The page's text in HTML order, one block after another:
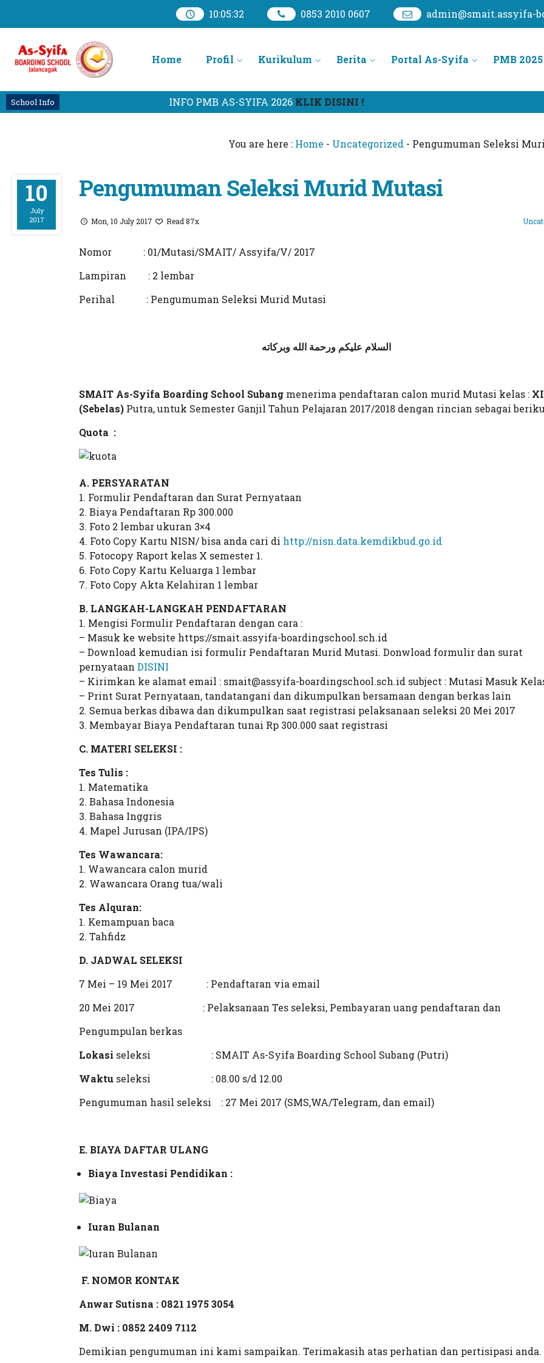
10:05:33 0853 2010 0607 admin@smait.assyifa-
Home Profil Kurikulum Berita Portal As-Syifa PMB 2025
School Info INFO PMB AS-SYIFA 2026KLIK DISINI !
You are here : Home - Uncategorized - Pengumuman Seleksi
10
July
2017
Pengumuman Seleksi Murid Mutasi
Mon, 10 July 2017 Read 87x
Nomor : 01/Mutasi/SMAIT/ Assyifa/V/ 2017
Lampiran : 2 lembar
Perihal : Pengumuman Seleksi Murid Mutasi
السلام عليكم ورحمة الله وبركاته
SMAIT As-Syifa Boarding School Subang menerima pendaftaran calon murid Mutasi kelas : XI
(Sebelas) Putra, untuk Semester Ganjil Tahun Pelajaran 2017/2018 dengan rincian sebagai
Quota :
A. PERSYARATAN
1. Formulir Pendaftaran dan Surat Pernyataan
2. Biaya Pendaftaran Rp 300.000
3. Foto 2 lembar ukuran 3×4
4. Foto Copy Kartu NISN/ bisa anda cari di http://nisn.data.kemdikbud.go.id
5. Fotocopy Raport kelas X semester 1.
6. Foto Copy Kartu Keluarga 1 lembar
7. Foto Copy Akta Kelahiran 1 lembar
B. LANGKAH-LANGKAH PENDAFTARAN
1. Mengisi Formulir Pendaftaran dengan cara :
– Masuk ke website https://smait.assyifa-boardingschool.sch.id
– Download kemudian isi formulir Pendaftaran Murid Mutasi. Donwload formulir dan surat
pernyataan DISINI
– Kirimkan ke alamat email : smait@assyifa-boardingschool.sch.id subject : Mutasi Masuk
– Print Surat Pernyataan, tandatangani dan dikumpulkan bersamaan dengan berkas lain
2. Semua berkas dibawa dan dikumpulkan saat registrasi pelaksanaan seleksi 20 Mei 2017
3. Membayar Biaya Pendaftaran tunai Rp 300.000 saat registrasi
C. MATERI SELEKSI :
Tes Tulis :
1. Matematika
2. Bahasa Indonesia
3. Bahasa Inggris
4. Mapel Jurusan (IPA/IPS)
Tes Wawancara:
1. Wawancara calon murid
2. Wawancara Orang tua/wali
Tes Alquran:
1. Kemampuan baca
2. Tahfidz
D. JADWAL SELEKSI
7 Mei – 19 Mei 2017 : Pendaftaran via email
20 Mei 2017 : Pelaksanaan Tes seleksi, Pembayaran uang pendaftaran dan
Pengumpulan berkas
Lokasi seleksi : SMAIT As-Syifa Boarding School Subang (Putri)
Waktu seleksi : 08.00 s/d 12.00
Pengumuman hasil seleksi : 27 Mei 2017 (SMS,WA/Telegram, dan email)
E. BIAYA DAFTAR ULANG
Biaya Investasi Pendidikan :
Iuran Bulanan
F. NOMOR KONTAK
Anwar Sutisna : 0821 1975 3054
M. Dwi : 0852 2409 7112
Demikian pengumuman ini kami sampaikan. Terimakasih atas perhatian dan pertisipasi anda.